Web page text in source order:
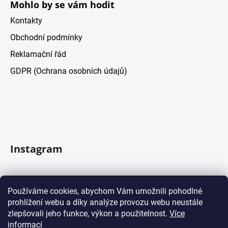
Používáme cookies, abychom Vám umožnili pohodlné
prohlížení webu a díky analýze provozu webu neustále
zlepšovali jeho funkce, výkon a použitelnost. Více
informací
Mohlo by se vám hodit
Kontakty
Obchodní podmínky
Reklamační řád
GDPR (Ochrana osobních údajů)
Instagram
Facebook